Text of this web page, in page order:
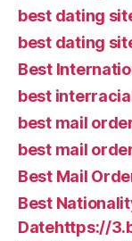
best dating
best dating
Best
best
best mail
best mail
Best Mail
Best
Datehttps://